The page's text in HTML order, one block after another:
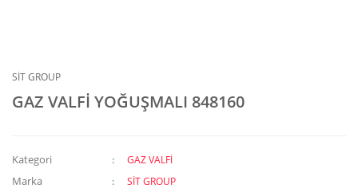
SİT GROUP
GAZ VALFİ YOĞUŞMALI 848160
Kategori GAZ VALFİ
Marka SİT GROUP